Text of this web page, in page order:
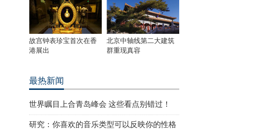
故宫钟表珍宝首次在香
港展出
北京中轴线第二大建筑
群重现真容
最热新闻
世界瞩目上合青岛峰会 这些看点别错过！
研究：你喜欢的音乐类型可以反映你的性格